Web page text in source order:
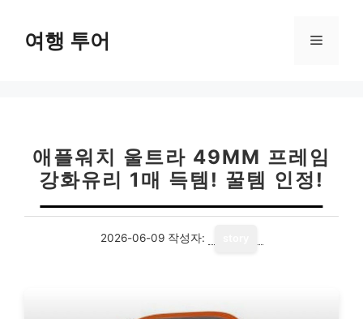
여행 투어 메
애플워치 울트라 49MM 프레임
강화유리 1매 득템! 꿀템 인정!
2026-06-09 작성자: